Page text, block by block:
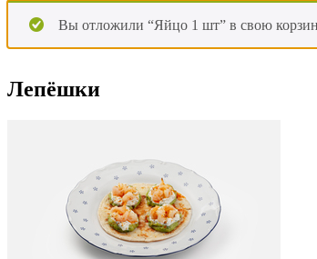
Вы отложили “Яйцо 1 шт” в свою
Лепёшки